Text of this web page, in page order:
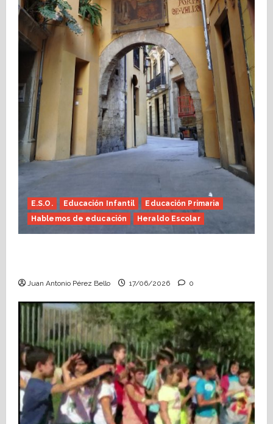
E.S.O. Educación Infantil
Educación Primaria
Hablemos de educación
Heraldo Escolar
Juan Antonio Pérez Bello 17/06/2026 0